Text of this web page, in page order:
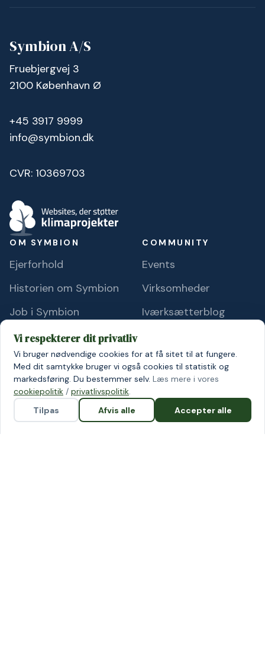
Symbion A/S
Fruebjergvej 3
2100 København Ø
+45 3917 9999
info@symbion.dk
CVR: 10369703
OM SYMBION
Ejerforhold
Historien om Symbion
Job i Symbion
Pressemateriale
Ofte stillede
spørgsmål
COMMUNITY
Events
Virksomheder
Iværksætterblog
PRODUKTER LOKATIONER
Vi respekterer dit privatliv
Vi bruger nødvendige cookies for at få sitet til at fungere.
Med dit samtykke bruger vi også cookies til statistik og
markedsføring. Du bestemmer selv. Læs mere i vores
cookiepolitik / privatlivspolitik.
Tilpas
Afvis alle Accepter alle